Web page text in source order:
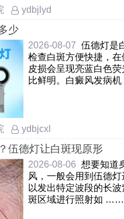
ydbjlyd
少
2026-08-07 伍德灯是
检查白斑方便快捷，
皮损会呈现亮蓝白色
ydbjcxl
伍德灯让白斑现原形
2026-08-06 想要知道
风，一般会用到伍德
以发出特定波段的长
斑区域进行照射如 ……